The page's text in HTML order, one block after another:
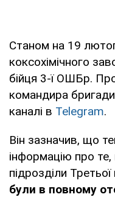
Станом на 19
коксохімічного
бійця 3-ї ОШБр.
командира бригади
каналі в Telegram.
Він зазначив, що
інформацію про
підрозділи
були в повному